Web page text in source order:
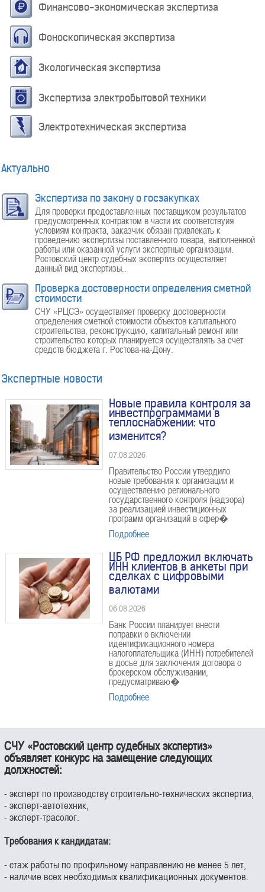
Финансово-экономическая экспертиза
Фоноскопическая экспертиза
Экологическая экспертиза
Экспертиза электробытовой техники
Электротехническая экспертиза
Актуально
Экспертиза по закону о госзакупках
Для проверки предоставленных поставщиком результатов
предусмотренных контрактом в части их соответствуия
условиям контракта, заказчик обязан привлекать к
проведению экспертизы поставленного товара, выполненной
работы или оказанной услуги экспертные организации.
Ростовский центр судебных экспертиз осуществляет
данный вид экспертизы..
Проверка достоверности определения сметной
стоимости
СЧУ «РЦСЭ» осуществляет проверку достоверности
определения сметной стоимости объектов капитального
строительства, реконструкцию, капитальный ремонт или
строительство которых планируется осуществлять за счет
средств бюджета г. Ростова-на-Дону.
Экспертные новости
Новые правила контроля за
инвестпрограммами в
теплоснабжении: что
изменится?
07.08.2026
Правительство России утвердило
новые требования к организации и
осуществлению регионального
государственного контроля (надзора)
за реализацией инвестиционных
программ организаций в сфер�
Подробнее
ЦБ РФ предложил включать
ИНН клиентов в анкеты при
сделках с цифровыми
валютами
06.08.2026
Банк России планирует внести
поправки о включении
идентификационного номера
налогоплательщика (ИНН) потребителей
в досье для заключения договора о
брокерском обслуживании,
предусматриваю�
Подробнее
СЧУ «Ростовский центр судебных экспертиз»
объявляет конкурс на замещение следующих
должностей:
- эксперт по производству строительно-технических экспертиз,
- эксперт-автотехник,
- эксперт-трасолог.
Требования к кандидатам:
- стаж работы по профильному направлению не менее 5 лет,
- наличие всех необходимых квалификационных документов.